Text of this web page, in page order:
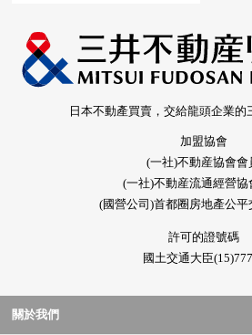
日本不動產買賣，交給龍頭企業的
加盟協會
(一社)不動産協會會
(一社)不動産流通經營協
(國營公司)首都圈房地產公平
許可的證號碼
國土交通大臣
關於我們